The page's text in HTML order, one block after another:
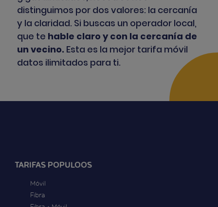
distinguimos por dos valores: la cercanía
y la claridad. Si buscas un operador local,
que te hable claro y con la cercanía de
un vecino. Esta es la mejor tarifa móvil
datos ilimitados para ti.
TARIFAS POPULOOS
Móvil
Fibra